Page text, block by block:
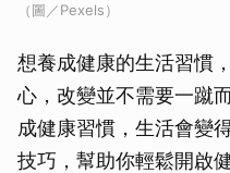
（圖／Pexels）
想養成健康的生活習慣
心，改變並不需要一蹴
成健康習慣，生活會變
技巧，幫助你輕鬆開啟